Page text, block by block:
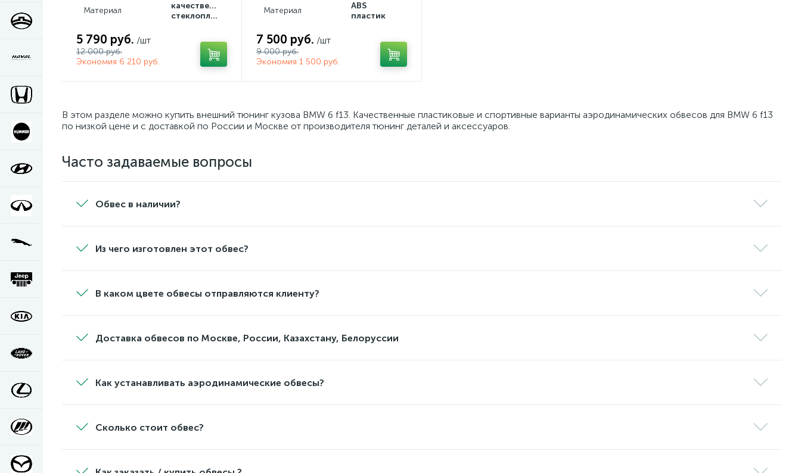
Материал
качественный
стеклопластик
5 790 руб. /шт
12 000 руб.
Экономия 6 210 руб.
Материал
ABS
пластик
7 500 руб. /шт
9 000 руб.
Экономия 1 500 руб.
В этом разделе можно купить внешний тюнинг кузова BMW 6 f13. Качественные пластиковые и спортивные варианты аэродинамических обвесов для BMW 6 f13
по низкой цене и с доставкой по России и Москве от производителя тюнинг деталей и аксессуаров.
Часто задаваемые вопросы
Обвес в наличии?
Из чего изготовлен этот обвес?
В каком цвете обвесы отправляются клиенту?
Доставка обвесов по Москве, России, Казахстану, Белоруссии
Как устанавливать аэродинамические обвесы?
Сколько стоит обвес?